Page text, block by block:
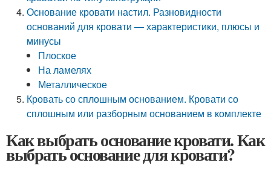
Основание кровати настил. Разновидности
оснований для кровати — характеристики, плюсы и
минусы
Плоское
На ламелях
Металлическое
Кровать со сплошным основанием. Кровати со
сплошным или разборным основанием в комплекте
Как выбрать основание кровати. Как
выбрать основание для кровати?